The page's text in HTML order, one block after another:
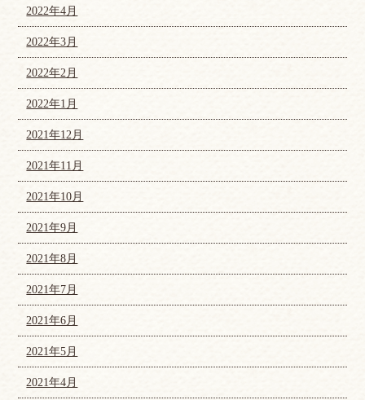
2022年4月
2022年3月
2022年2月
2022年1月
2021年12月
2021年11月
2021年10月
2021年9月
2021年8月
2021年7月
2021年6月
2021年5月
2021年4月